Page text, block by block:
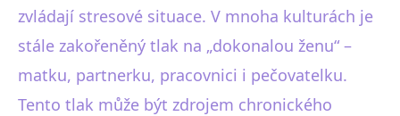
zvládají stresové situace. V mnoha kulturách je
stále zakořeněný tlak na „dokonalou ženu“ –
matku, partnerku, pracovnici i pečovatelku.
Tento tlak může být zdrojem chronického